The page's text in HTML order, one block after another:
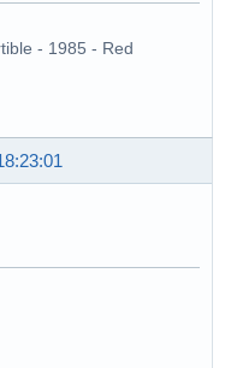
- 1985 - Red